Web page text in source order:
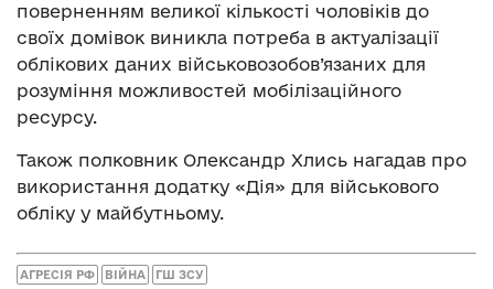
поверненням великої кількості чоловіків до
своїх домівок виникла потреба в актуалізації
облікових даних військовозобов’язаних для
розуміння можливостей мобілізаційного
ресурсу.
Також полковник Олександр Хлись нагадав про
використання додатку «Дія» для військового
обліку у майбутньому.
АГРЕСІЯ РФ ВІЙНА ГШ ЗСУ